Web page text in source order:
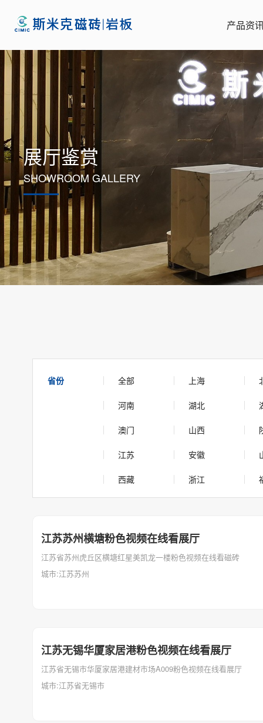
产品资
展厅鉴赏
SHOWROOM GALLERY
省份 全部 上海
河南 湖北
澳门 山西
江苏 安徽
西藏 浙江
江苏苏州横塘粉色视频在线看展厅
江苏省苏州虎丘区横塘红星美凯龙一楼粉色视频在线看磁砖
城市:江苏苏州
江苏无锡华厦家居港粉色视频在线看展厅
江苏省无锡市华厦家居港建材市场A009粉色视频在线看展厅
城市:江苏省无锡市